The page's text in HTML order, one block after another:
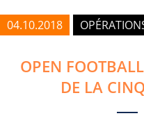
04.10.2018
OPEN
DE LA